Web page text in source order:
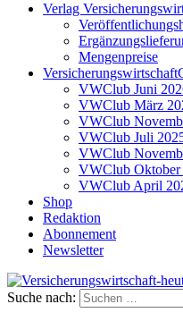
Verlag
Mengenpreise
VWClub Juni
VWClub März
VWClub
VWClub Juli
VWClub
VWClub Oktober
VWClub April
Shop
Redaktion
Abonnement
Newsletter
Versicherungswirtschaft-heute
Suche nach: